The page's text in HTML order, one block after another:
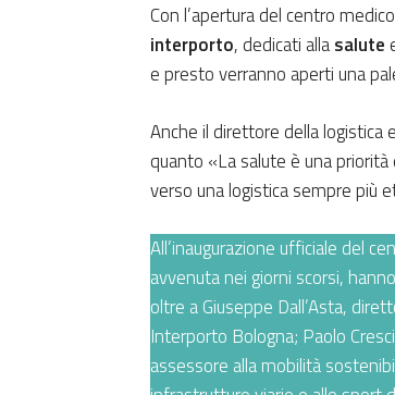
Con l’apertura del centro medico
interporto, dedicati allasalute
e presto verranno aperti una
Anche il direttore della logistica
quanto «La salute è una
verso una logistica sempre più
All’inaugurazione ufficiale del
avvenuta nei giorni scorsi,
oltre a Giuseppe Dall’Asta,
Interporto Bologna; Paolo
assessore alla mobilità